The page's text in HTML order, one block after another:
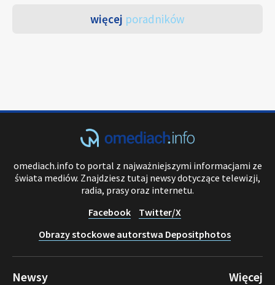
więcej poradników
omediach.info to portal z najważniejszymi informacjami ze
świata mediów. Znajdziesz tutaj newsy dotyczące telewizji,
radia, prasy oraz internetu.
Facebook
Twitter/X
Obrazy stockowe autorstwa Depositphotos
Newsy Więcej